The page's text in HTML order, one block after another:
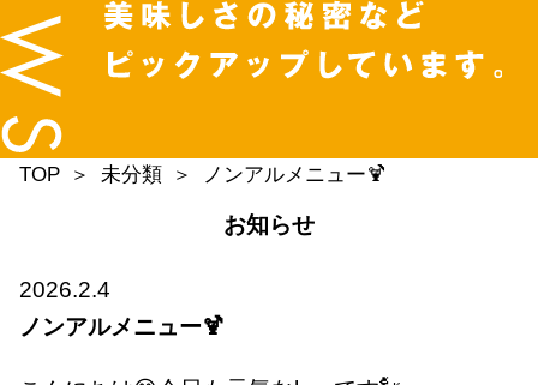
TOP 未分類 ノンアルメニュー🍹
お知らせ
2026.2.4
ノンアルメニュー🍹